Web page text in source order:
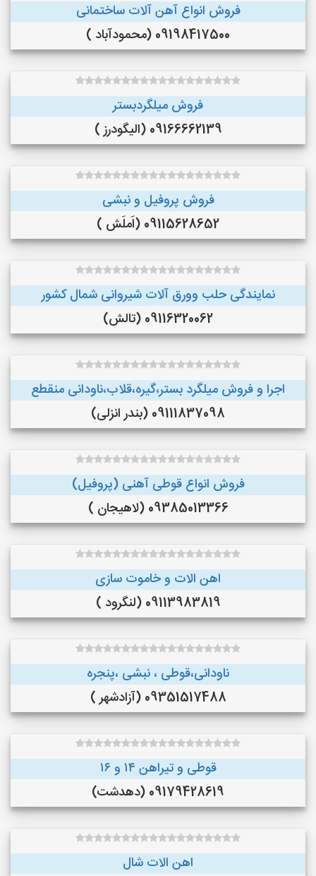
فروش انواع آهن آلات ساختمانی
09198417500 (محمودآباد )
فروش میلگردبستر
09166662139 (الیگودرز )
فروش پروفیل و نبشی
09115628652 (اَملَش )
نمایندگی حلب وورق آلات شیروانی شمال کشور
09116320062 (تالش)
اجرا و فروش میلگرد بستر،گیره،قلاب،ناودانی منقطع
09111837098 (بندر انزلی)
فروش انواع قوطی آهنی (پروفیل)
09385013366 (لاهیجان )
اهن الات و خاموت سازی
09113983819 (لنگرود )
ناودانی،قوطی ، نبشی ،پنجره
09351517488 (آزادشهر )
قوطی و تیراهن ۱۴ و ۱۶
09179428619 (دهدشت)
اهن الات شال